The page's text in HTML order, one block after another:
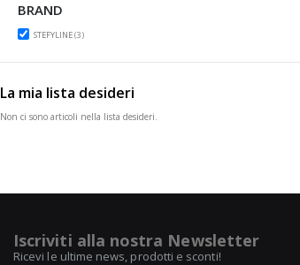
BRAND
STEFYLINE 3items
La mia lista desideri
Non ci sono articoli nella lista desideri.
Iscriviti alla nostra Newsletter
Ricevi le ultime news, prodotti e sconti!